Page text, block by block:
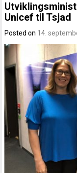
Unicef til Tsjad
Posted on 14.